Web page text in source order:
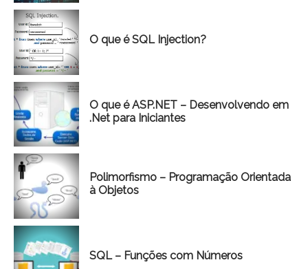
O que é SQL Injection?
O que é ASP.NET – Desenvolvendo em
.Net para Iniciantes
Polimorfismo – Programação Orientada
à Objetos
SQL – Funções com Números